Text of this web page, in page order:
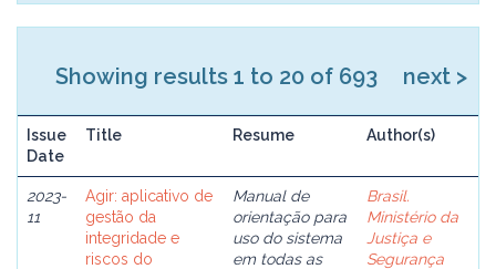
Showing results 1 to 20 of 693 next >
Issue
Date
Title Resume Author(s)
2023-
11
Agir: aplicativo de
gestão da
integridade e
riscos do
Manual de
orientação para
uso do sistema
em todas as
Brasil.
Ministério da
Justiça e
Segurança